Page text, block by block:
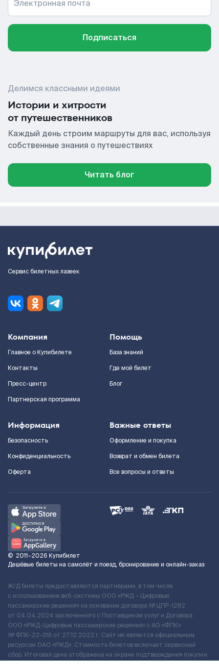
Электронная почта
Подписаться
Делимся классными идеями
Истории и хитрости
от путешественников
Каждый день строим маршруты для вас, используя
собственные знания о путешествиях
Читать блог
Сервис билетных лазеек
Компания
Главное о Купибилете
Контакты
Пресс-центр
Партнерская программа
Помощь
База знаний
Где мой билет
Блог
Информация
Безопасность
Конфиденциальность
Оферта
Важные ответы
Оформление и покупка
Возврат и обмен билета
Все вопросы и ответы
© 2011–2026 Купибилет
Дешёвые билеты на самолёт и поезд, бронирование и онлайн-заказ
Ж/Д билеты предоставляются партнёрами, в том числе
с использованием веб-системы ООО «РЖД – Цифровые
пассажирские решения» на основании договора № ЦПР-1282
от 04.04.2024 заключенного с Поставщиком услуг и Договора
ООО «РЖД-Цифровые пассажирские решения» c АО «ФПК»
№ ФПК-22-316 от 27.12.2022 г. Сайт не является официальным
ресурсом ОАО «РЖД». Стоимость билетов включает сервисный
сбор. Итоговая цена отображена на экране подтверждения покупки.